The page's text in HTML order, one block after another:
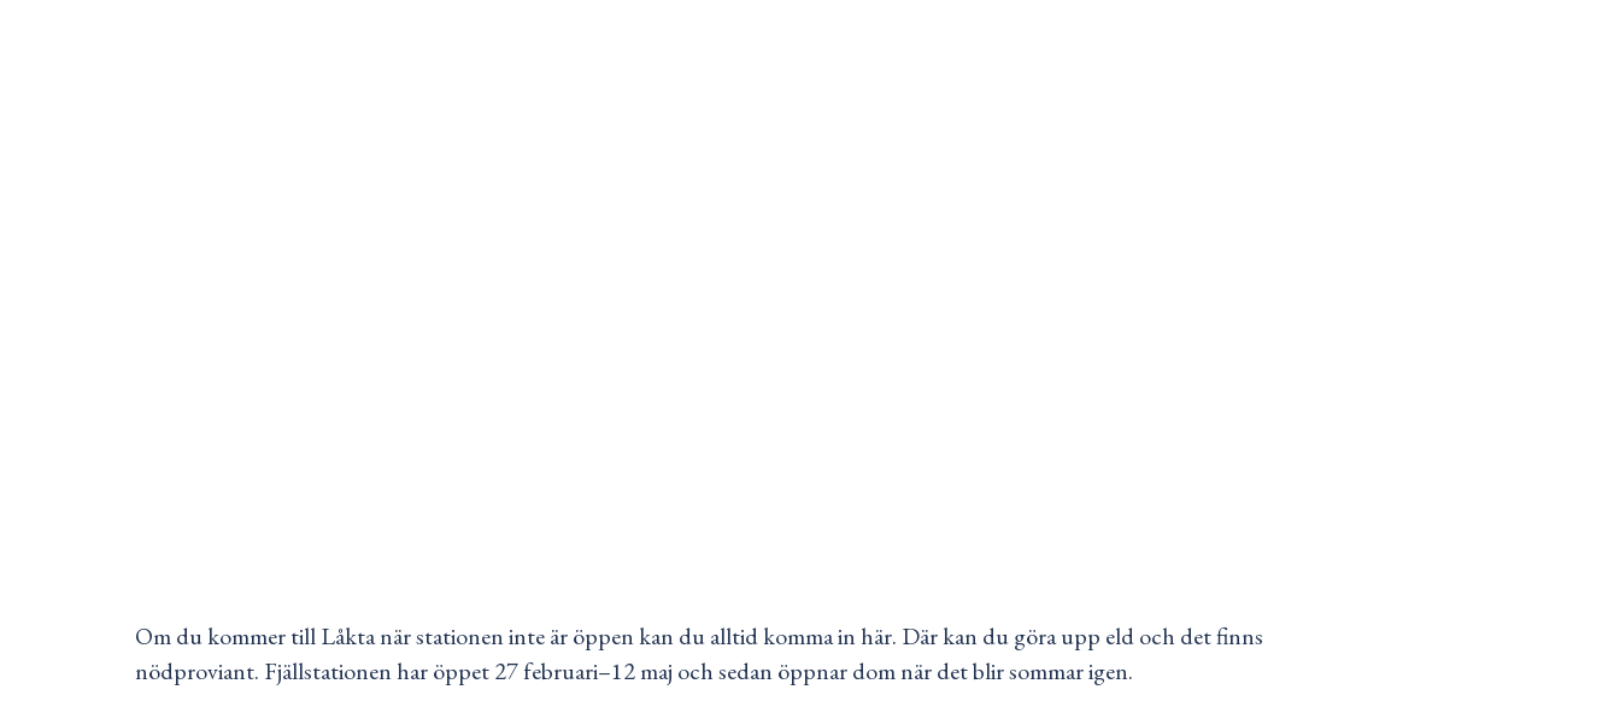
Om du kommer till Låkta när stationen inte är öppen kan du alltid komma in här. Där kan du göra upp eld och det finns
nödproviant. Fjällstationen har öppet 27 februari–12 maj och sedan öppnar dom när det blir sommar igen.